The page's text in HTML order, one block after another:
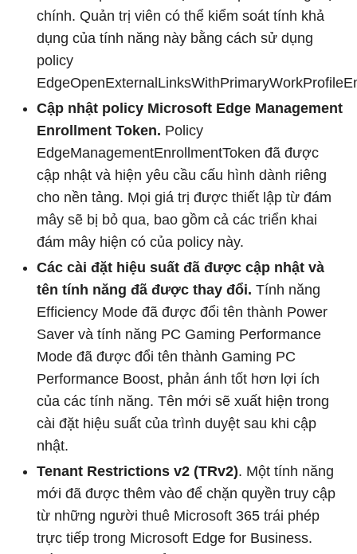
chính. Quản trị viên có thể kiểm soát tính khả
dụng của tính năng này bằng cách sử dụng
policy
Cập nhật policy Microsoft Edge Management
Enrollment Token. Policy
EdgeManagementEnrollmentToken đã được
cập nhật và hiện yêu cầu cấu hình dành riêng
cho nền tảng. Mọi giá trị được thiết lập từ đám
mây sẽ bị bỏ qua, bao gồm cả các triển khai
đám mây hiện có của policy này.
Các cài đặt hiệu suất đã được cập nhật và
tên tính năng đã được thay đổi. Tính năng
Efficiency Mode đã được đổi tên thành Power
Saver và tính năng PC Gaming Performance
Mode đã được đổi tên thành Gaming PC
Performance Boost, phản ánh tốt hơn lợi ích
của các tính năng. Tên mới sẽ xuất hiện trong
cài đặt hiệu suất của trình duyệt sau khi cập
nhật.
Tenant Restrictions v2 (TRv2). Một tính năng
mới đã được thêm vào để chặn quyền truy cập
từ những người thuê Microsoft 365 trái phép
trực tiếp trong Microsoft Edge for Business.